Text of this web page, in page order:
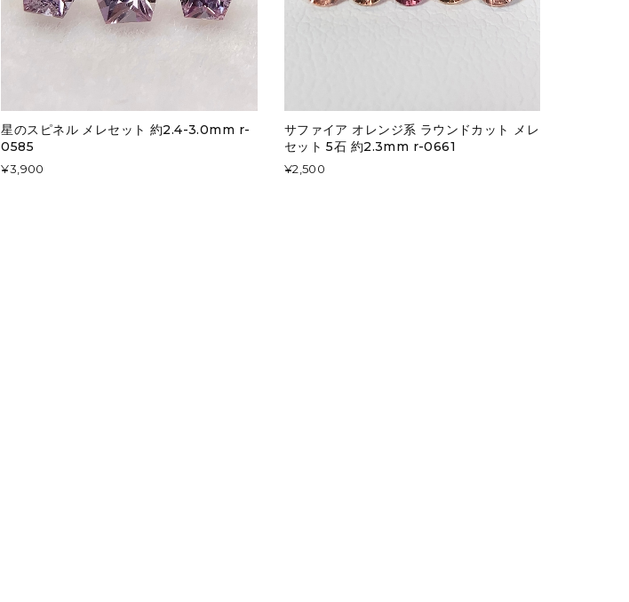
星のスピネル メレセット 約2.4-3.0mm r-
0585
¥3,900
サファイア オレンジ系 ラウンドカット メレ
セット 5石 約2.3mm r-0661
¥2,500